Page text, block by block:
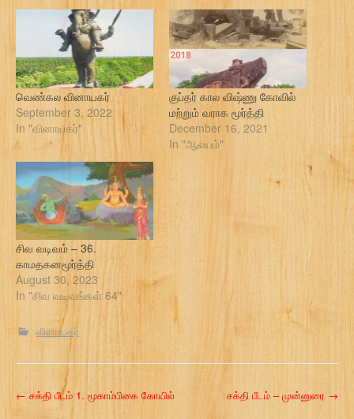
வெண்கல வினாயகர்
September 3, 2022
In "வினாயகர்"
குப்தர் கால விஷ்ணு கோவில்
மற்றும் வராக மூர்த்தி
December 16, 2021
In "ஆலயம்"
சிவ வடிவம் – 36.
காமதகனமூர்த்தி
August 30, 2023
In "சிவ வடிவங்கள் 64"
வினாயகர்
P
← சக்தி பீடம் 1. மூகாம்பிகை கோயில் சக்தி பீடம் – முன்னுரை →